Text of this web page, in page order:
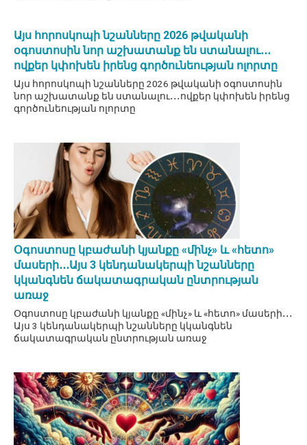
Այս հորոսկոպի նշանները 2026 թվականի
օգոստոսին նոր աշխատանք են ստանալու․․․
ովքեր կփոխեն իրենց գործունեության ոլորտը
Այս հորոսկոպի նշանները 2026 թվականի օգոստոսին
նոր աշխատանք են ստանալու․․․ովքեր կփոխեն իրենց
գործունեության ոլորտը
Օգոստոսը կբաժանի կյանքը «մինչ» և «հետո»
մասերի․․․Այս 3 կենդանակերպի նշանները
կկանգնեն ճակատագրական ընտրության
առաջ
Օգոստոսը կբաժանի կյանքը «մինչ» և «հետո» մասերի․․․
Այս 3 կենդանակերպի նշանները կկանգնեն
ճակատագրական ընտրության առաջ